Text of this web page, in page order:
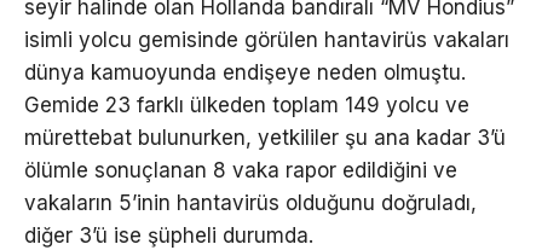
seyir halinde olan Hollanda bandıralı “MV Hondius”
isimli yolcu gemisinde görülen hantavirüs vakaları
dünya kamuoyunda endişeye neden olmuştu.
Gemide 23 farklı ülkeden toplam 149 yolcu ve
mürettebat bulunurken, yetkililer şu ana kadar 3’ü
ölümle sonuçlanan 8 vaka rapor edildiğini ve
vakaların 5’inin hantavirüs olduğunu doğruladı,
diğer 3’ü ise şüpheli durumda.